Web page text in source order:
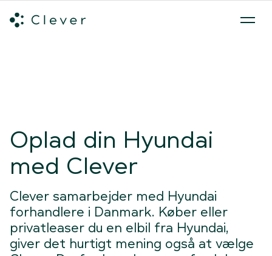
Oplad din Hyundai
med Clever
Clever samarbejder med Hyundai
forhandlere i Danmark. Køber eller
privatleaser du en elbil fra Hyundai,
giver det hurtigt mening også at vælge